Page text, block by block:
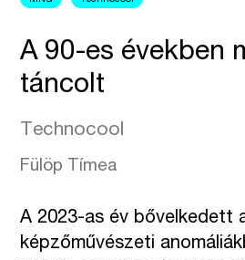
A 90-es években
táncolt
Technocool
Fülöp Tímea
A 2023-as év bővelkedett
képzőművészeti